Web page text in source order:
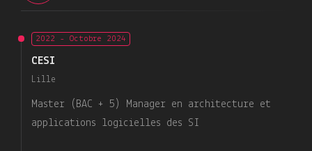
2022 - Octobre 2024
CESI
Lille
Master (BAC + 5) Manager en architecture et
applications logicielles des SI